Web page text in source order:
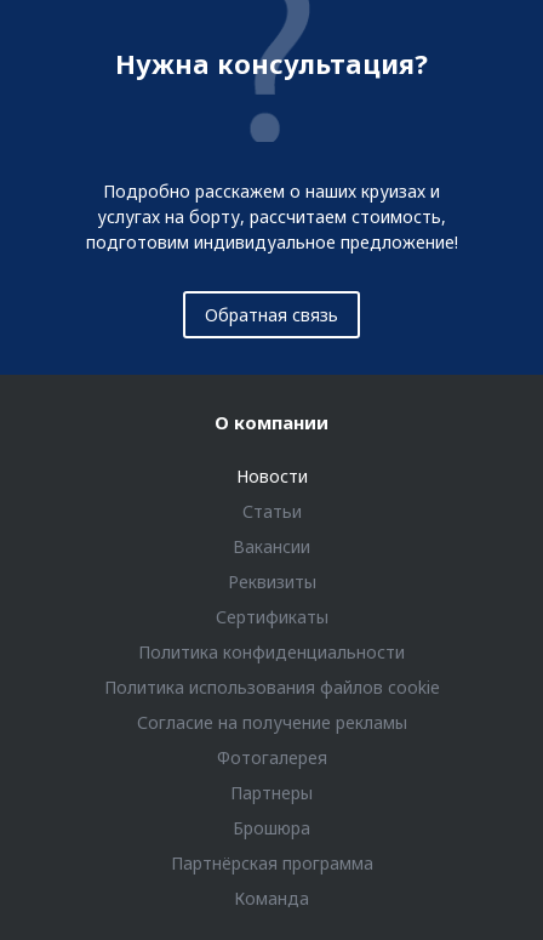
Нужна консультация?
Подробно расскажем о наших круизах и
услугах на борту, рассчитаем стоимость,
подготовим индивидуальное предложение!
Обратная связь
О компании
Новости
Статьи
Вакансии
Реквизиты
Сертификаты
Политика конфиденциальности
Политика использования файлов cookie
Согласие на получение рекламы
Фотогалерея
Партнеры
Брошюра
Партнёрская программа
Команда